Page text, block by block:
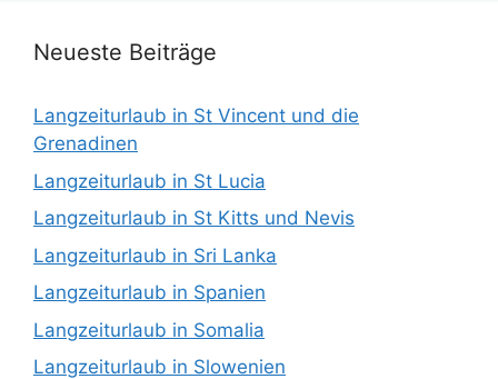
Neueste Beiträge
Langzeiturlaub in St Vincent und die
Grenadinen
Langzeiturlaub in St Lucia
Langzeiturlaub in St Kitts und Nevis
Langzeiturlaub in Sri Lanka
Langzeiturlaub in Spanien
Langzeiturlaub in Somalia
Langzeiturlaub in Slowenien